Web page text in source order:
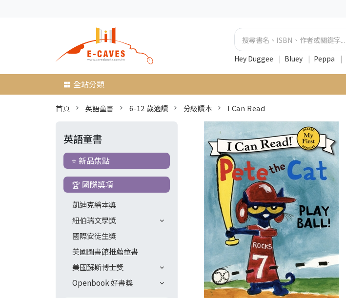
Hey Duggee | Bluey | Peppa |
全站分類
首頁 英語童書 6-12 歲適讀 分級讀本 I Can Read
英語童書
⭐ 新品焦點
🏆 國際獎項
凱迪克繪本獎
紐伯瑞文學獎
國際安徒生獎
美國圖書館推薦童書
美國蘇斯博士獎
Openbook 好書獎